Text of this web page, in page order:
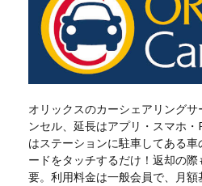
オリックスのカーシェアリング
ンセル、延長はアプリ・スマホ
はステーションに駐車してある
ードをタッチするだけ！返却の
要。利用料金は一般会員で、月